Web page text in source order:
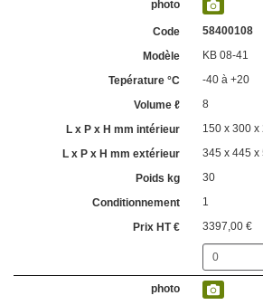
58400108
KB 08-41
-40 à +20
8
150 x 300 x
345 x 445 x
30
1
3397,00 €